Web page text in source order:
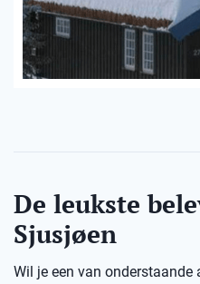
De leukste
Sjusjøen
Wil je een van